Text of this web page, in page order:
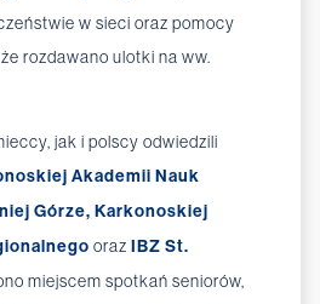
w sieci oraz pomocy
rozdawano ulotki na ww.
jak i polscy odwiedzili
Akademii Nauk
Górze, Karkonoskiej
oraz IBZ St.
miejscem spotkań seniorów,